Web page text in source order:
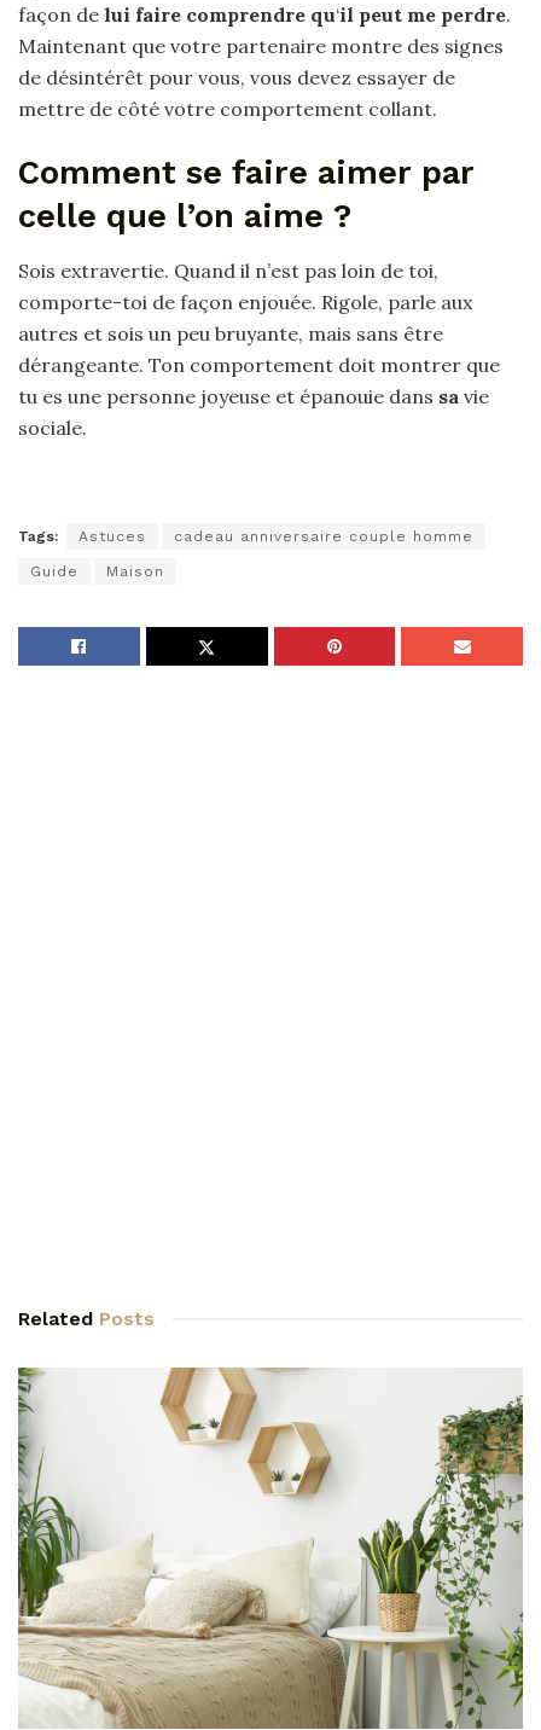
façon de lui faire comprendre qu‘il peut me perdre.
Maintenant que votre partenaire montre des signes
de désintérêt pour vous, vous devez essayer de
mettre de côté votre comportement collant.
Comment se faire aimer par
celle que l’on aime ?
Sois extravertie. Quand il n’est pas loin de toi,
comporte-toi de façon enjouée. Rigole, parle aux
autres et sois un peu bruyante, mais sans être
dérangeante. Ton comportement doit montrer que
tu es une personne joyeuse et épanouie dans sa vie
sociale.
Tags: Astuces cadeau anniversaire couple homme
Guide Maison
Related Posts